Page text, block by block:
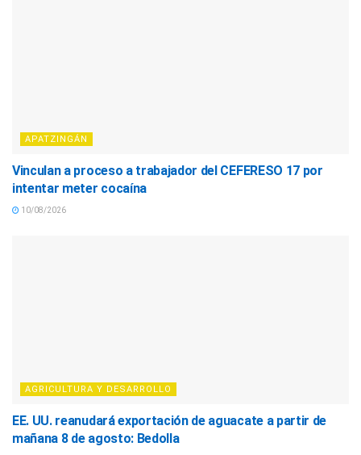
APATZINGÁN
Vinculan a proceso a trabajador del CEFERESO 17 por
intentar meter cocaína
10/08/2026
AGRICULTURA Y DESARROLLO
EE. UU. reanudará exportación de aguacate a partir de
mañana 8 de agosto: Bedolla